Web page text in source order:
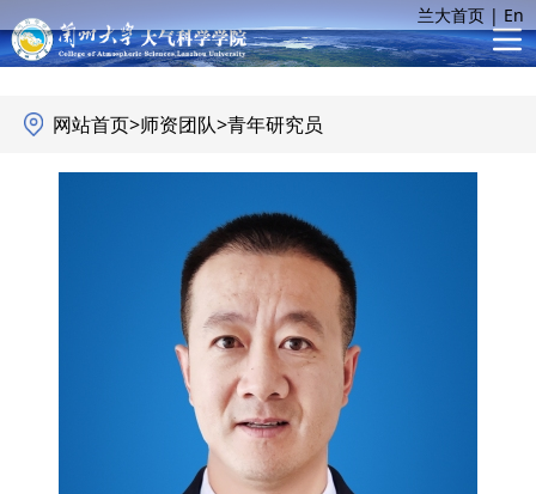
兰大首页 | En
网站首页>师资团队>青年研究员